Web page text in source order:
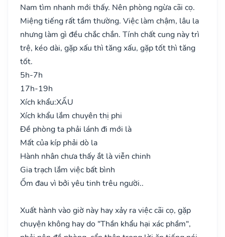
Nam tìm nhanh mới thấy. Nên phòng ngừa cãi cọ.
Miệng tiếng rất tầm thường. Việc làm chậm, lâu la
nhưng làm gì đều chắc chắn. Tính chất cung này trì
trệ, kéo dài, gặp xấu thì tăng xấu, gặp tốt thì tăng
tốt.
5h-7h
17h-19h
Xích khẩu:XẤU
Xích khẩu lắm chuyên thị phi
Đề phòng ta phải lánh đi mới là
Mất của kíp phải dò la
Hành nhân chưa thấy ắt là viễn chinh
Gia trạch lắm việc bất bình
Ốm đau vì bởi yêu tinh trêu người..
Xuất hành vào giờ này hay xảy ra việc cãi cọ, gặp
chuyện không hay do "Thần khẩu hại xác phầm",